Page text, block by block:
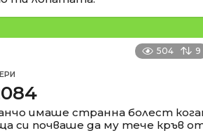
504 9
имаше странна болест
си почваше да му тече кръв